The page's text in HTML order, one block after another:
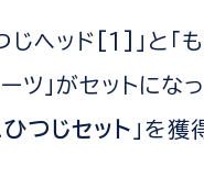
じヘッド[1]」と「も
ツ」がセットになっ
つじセット 」を獲